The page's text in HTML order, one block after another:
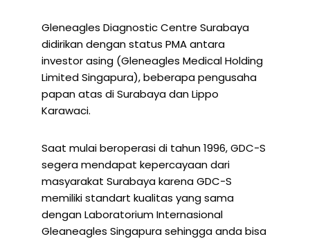
Gleneagles Diagnostic Centre Surabaya
didirikan dengan status PMA antara
investor asing (Gleneagles Medical Holding
Limited Singapura), beberapa pengusaha
papan atas di Surabaya dan Lippo
Karawaci.
Saat mulai beroperasi di tahun 1996, GDC-S
segera mendapat kepercayaan dari
masyarakat Surabaya karena GDC-S
memiliki standart kualitas yang sama
dengan Laboratorium Internasional
Gleaneagles Singapura sehingga anda bisa